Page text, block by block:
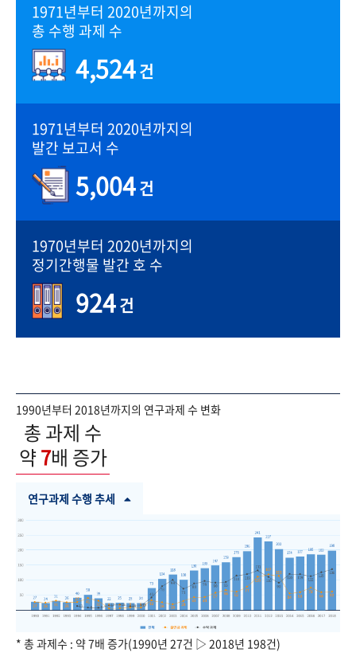
1971년부터 2020년까지의
총 수행 과제 수
4,524건
1971년부터 2020년까지의
발간 보고서 수
5,004건
1970년부터 2020년까지의
정기간행물 발간 호 수
924건
1990년부터 2018년까지의 연구과제 수 변화
총 과제 수
약7배 증가
연구과제 수행 추세
* 총 과제수 : 약 7배 증가(1990년 27건 ▷ 2018년 198건)